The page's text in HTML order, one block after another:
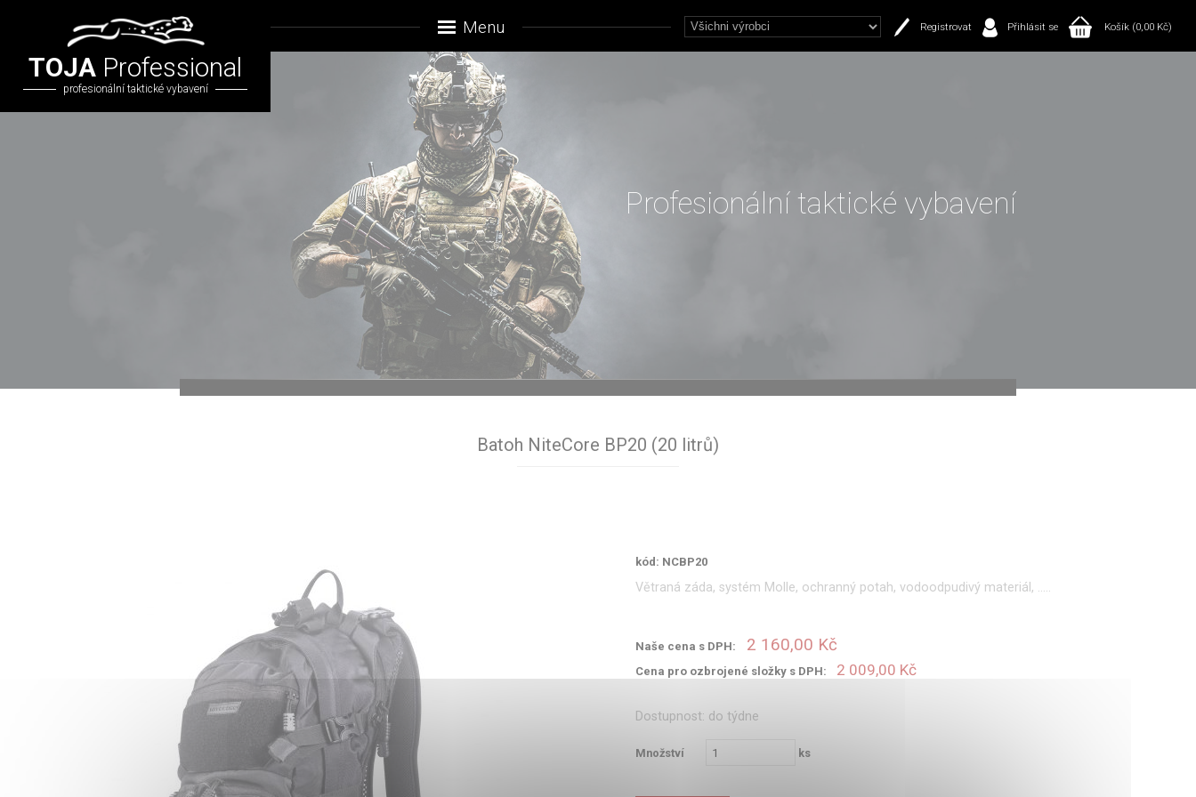
TOJA Professional
profesionální taktické vybavení
Registrovat Přihlásit se Košík (0,00 Kč)
Menu
Profesionální taktické vybavení
Batoh NiteCore BP20 (20 litrů)
kód: NCBP20
Větraná záda, systém Molle, ochranný potah, vodoodpudivý materiál, …..
Naše cena s DPH: 2 160,00 Kč
Cena pro ozbrojené složky s DPH: 2 009,00 Kč
Dostupnost: do týdne
Množství ks